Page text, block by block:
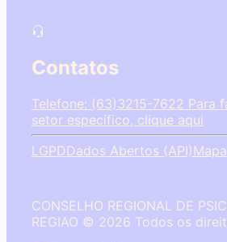
Contatos
Telefone: (63)3215-7622 Para
setor específico, clique aqui
LGPDDados Abertos (API)
CONSELHO REGIONAL DE
REGIAO © 2026 Todos os